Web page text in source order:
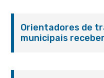
Orientadores de
municipais